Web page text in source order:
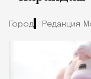
Город Редакция